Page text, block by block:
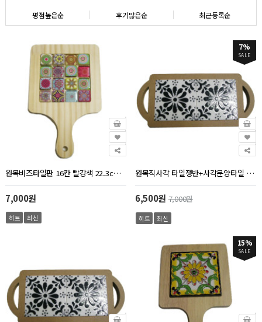
평점높은순 후기많은순 최근등록순
원목비즈타일판 16칸 빨강색 22.3cm 14cm 두께 1.5cm
7,000원
히트 최신
7%
SALE
원목직사각 타일쟁반+사각문양타일 (약28.7x13cm)
6,500원7,000원
히트 최신
15%
SALE